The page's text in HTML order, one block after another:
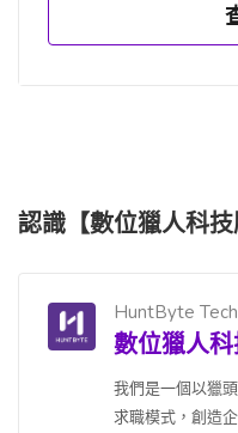
認識【數位獵人科技
HuntByte
數位獵人
我們是一個以獵
求職模式，創造